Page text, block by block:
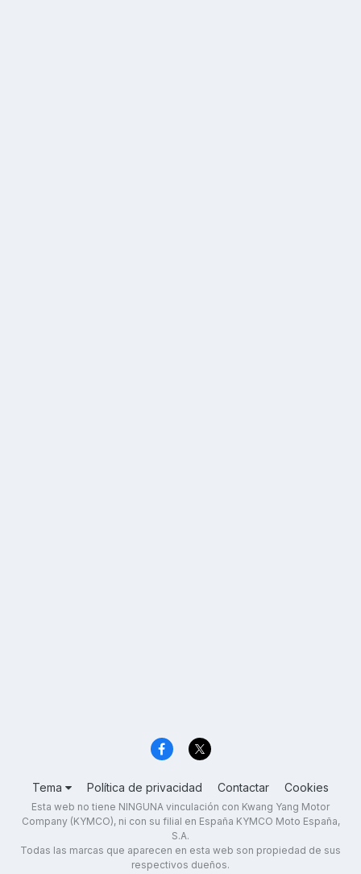
Tema Política de privacidad Contactar Cookies
Esta web no tiene NINGUNA vinculación con Kwang Yang Motor
Company (KYMCO), ni con su filial en España KYMCO Moto España,
S.A.
Todas las marcas que aparecen en esta web son propiedad de sus
respectivos dueños.